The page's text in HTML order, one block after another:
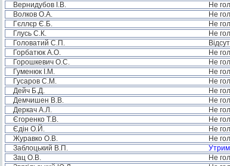
Вернидубов І.В.
Не
Волков О.А.
Не
Гєллєр Є.Б.
Не
Глусь С.К.
Не
Головатий С.П.
Горбатюк А.О.
Не
Горошкевич О.С.
Не
Гуменюк І.М.
Не
Гусаров С.М.
Не
Дейч Б.Д.
Не
Демчишен В.В.
Не
Деркач А.Л.
Не
Єгоренко Т.В.
Не
Єдін О.Й.
Не
Журавко О.В.
Не
Заблоцький В.П.
Зац О.В.
Не